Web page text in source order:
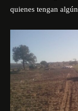
quienes tengan